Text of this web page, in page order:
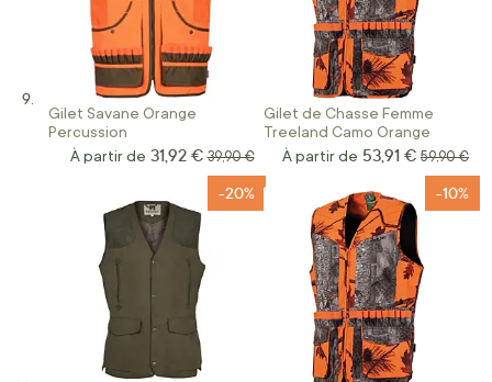
Gilet Savane Orange
Percussion
À partir de 31,92 € Prix normal
39,90 €
Gilet de Chasse Femme
Treeland Camo Orange
À partir de 53,91 € Prix
59,90 €
-20% -10%